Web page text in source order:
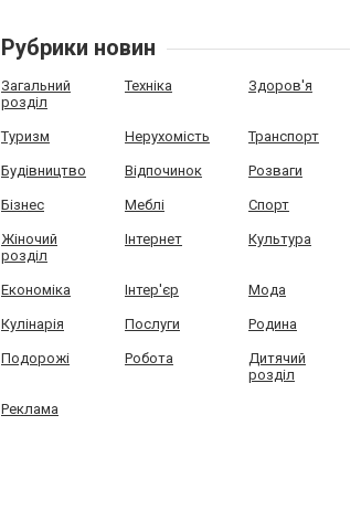
Рубрики новин
Загальний
розділ
Техніка Здоров'я
Туризм Нерухомість Транспорт
Будівництво Відпочинок Розваги
Бізнес Меблі Спорт
Жіночий
розділ
Інтернет Культура
Економіка Інтер'єр Мода
Кулінарія Послуги Родина
Подорожі Робота
Дитячий
розділ
Реклама